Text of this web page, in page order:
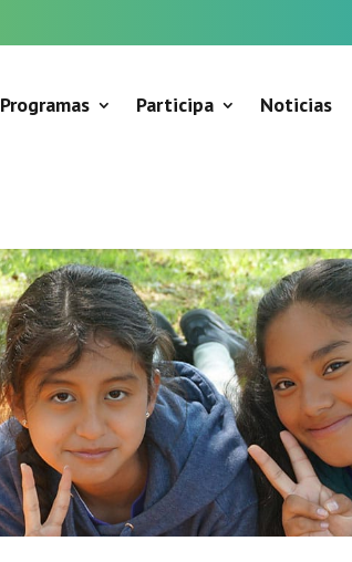
Programas Participa Noticias